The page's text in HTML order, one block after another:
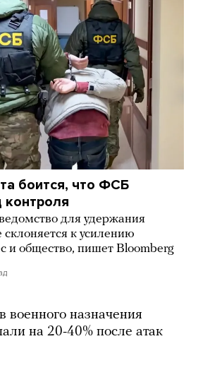
боится, что ФСБ
контроля
для удержания
к усилению
и общество, пишет Bloomberg
военного назначения
на 20-40% после атак